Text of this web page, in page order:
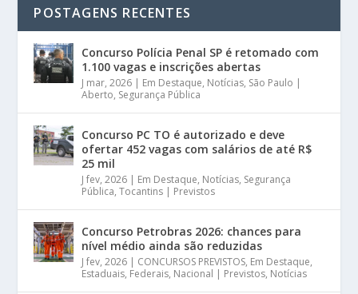
POSTAGENS RECENTES
Concurso Polícia Penal SP é retomado com
1.100 vagas e inscrições abertas
J mar, 2026 | Em Destaque, Notícias, São Paulo |
Aberto, Segurança Pública
Concurso PC TO é autorizado e deve
ofertar 452 vagas com salários de até R$
25 mil
J fev, 2026 | Em Destaque, Notícias, Segurança
Pública,Tocantins | Previstos
Concurso Petrobras 2026: chances para
nível médio ainda são reduzidas
J fev, 2026 | CONCURSOS PREVISTOS, Em Destaque,
Estaduais, Federais, Nacional | Previstos, Notícias